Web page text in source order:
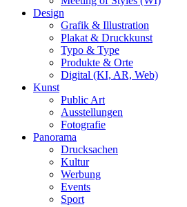
Design
Grafik & Illustration
Plakat & Druckkunst
Typo & Type
Produkte & Orte
Digital (KI, AR, Web)
Kunst
Public Art
Ausstellungen
Fotografie
Panorama
Drucksachen
Kultur
Werbung
Events
Sport